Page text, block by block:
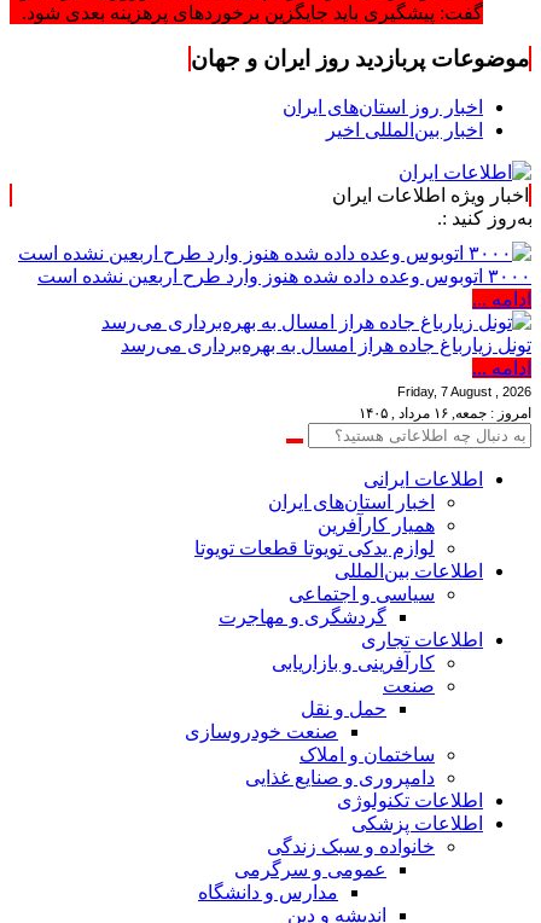
گفت: پیشگیری باید جایگزین برخوردهای پرهزینه بعدی شود.
موضوعات پربازدید روز ایران و جهان
اخبار روز استان‌های ایران
اخبار بین‌المللی اخیر
اخبار ویژه اطلاعات ایران
:.
۳۰۰۰ اتوبوس وعده داده شده هنوز وارد طرح اربعین نشده است
ادامه ...
تونل زیارباغ جاده هراز امسال به بهره‌برداری می‌رسد
ادامه ...
Friday, 7 August , 2026
امروز : جمعه, ۱۶ مرداد , ۱۴۰۵
اطلاعات‌ ‎ایرانی
اخبار استان‌های ایران
همیار کارآفرین
لوازم یدکی تویوتا قطعات تویوتا
اطلاعات بین‌المللی
سیاسی و اجتماعی
گردشگری و مهاجرت
اطلاعات تجاری
کارآفرینی و بازاریابی
صنعت
حمل و نقل
صنعت خودروسازی
ساختمان و املاک
دامپروری و صنایع غذایی
اطلاعات تکنولوژی
اطلاعات پزشکی
خانواده و سبک زندگی
عمومی و سرگرمی
مدارس و دانشگاه
اندیشه و دین